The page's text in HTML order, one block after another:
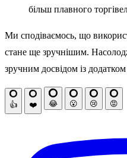
більш плавного
Ми сподіваємось, що
стане ще зручнішим.
зручним досвідом із
👍 ❤️ 😂 😮 😢 😡